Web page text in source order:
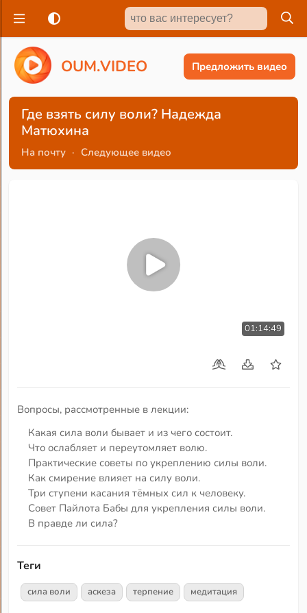
OUM.VIDEO Предложить видео
Где взять силу воли? Надежда
Матюхина
На почту · Следующее видео
01:14:49
Вопросы, рассмотренные в лекции:
Какая сила воли бывает и из чего состоит.
Что ослабляет и переутомляет волю.
Практические советы по укреплению силы воли.
Как смирение влияет на силу воли.
Три ступени касания тёмных сил к человеку.
Совет Пайлота Бабы для укрепления силы воли.
В правде ли сила?
Теги
сила воли аскеза терпение медитация